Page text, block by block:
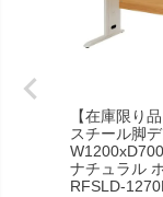
【在庫限り品
スチール脚
W1200xD700
ナチュラル
RFSLD-